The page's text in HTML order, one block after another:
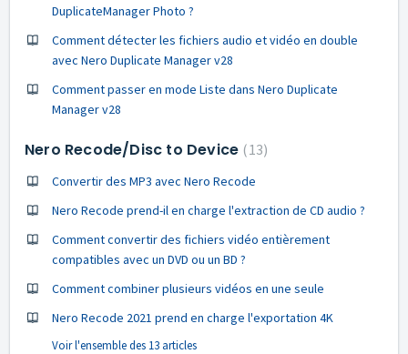
DuplicateManager Photo ?
Comment détecter les fichiers audio et vidéo en double
avec Nero Duplicate Manager v28
Comment passer en mode Liste dans Nero Duplicate
Manager v28
Nero Recode/Disc to Device 13
Convertir des MP3 avec Nero Recode
Nero Recode prend-il en charge l'extraction de CD audio ?
Comment convertir des fichiers vidéo entièrement
compatibles avec un DVD ou un BD ?
Comment combiner plusieurs vidéos en une seule
Nero Recode 2021 prend en charge l'exportation 4K
Voir l'ensemble des 13 articles